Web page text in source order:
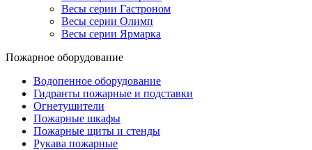
Весы серии Гастроном
Весы серии Олимп
Весы серии Ярмарка
Пожарное оборудование
Водопенное оборудование
Гидранты пожарные и подставки
Огнетушители
Пожарные шкафы
Пожарные щиты и стенды
Рукава пожарные